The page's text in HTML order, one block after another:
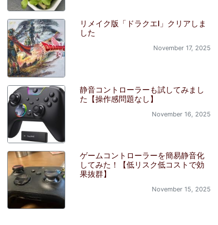
リメイク版「ドラクエI」クリアしま
した
November 17, 2025
静音コントローラーも試してみまし
た【操作感問題なし】
November 16, 2025
ゲームコントローラーを簡易静音化
してみた！【低リスク低コストで効
果抜群】
November 15, 2025